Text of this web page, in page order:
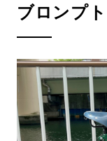
ブロンプ